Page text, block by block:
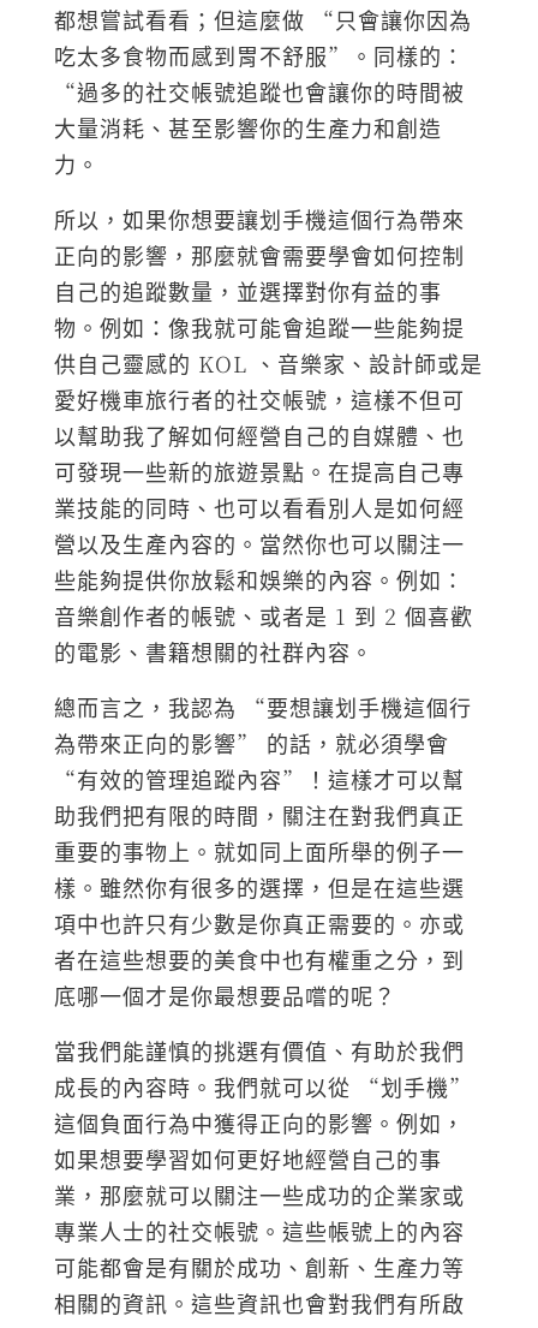
都想嘗試看看；但這麼做 “只會讓你因為
吃太多食物而感到胃不舒服”。同樣的：
“過多的社交帳號追蹤也會讓你的時間被
大量消耗、甚至影響你的生產力和創造
力。
所以，如果你想要讓划手機這個行為帶來
正向的影響，那麼就會需要學會如何控制
自己的追蹤數量，並選擇對你有益的事
物。例如：像我就可能會追蹤一些能夠提
供自己靈感的 KOL 、音樂家、設計師或是
愛好機車旅行者的社交帳號，這樣不但可
以幫助我了解如何經營自己的自媒體、也
可發現一些新的旅遊景點。在提高自己專
業技能的同時、也可以看看別人是如何經
營以及生產內容的。當然你也可以關注一
些能夠提供你放鬆和娛樂的內容。例如：
音樂創作者的帳號、或者是 1 到 2 個喜歡
的電影、書籍想關的社群內容。
總而言之，我認為 “要想讓划手機這個行
為帶來正向的影響” 的話，就必須學會
“有效的管理追蹤內容”！這樣才可以幫
助我們把有限的時間，關注在對我們真正
重要的事物上。就如同上面所舉的例子一
樣。雖然你有很多的選擇，但是在這些選
項中也許只有少數是你真正需要的。亦或
者在這些想要的美食中也有權重之分，到
底哪一個才是你最想要品嚐的呢？
當我們能謹慎的挑選有價值、有助於我們
成長的內容時。我們就可以從 “划手機”
這個負面行為中獲得正向的影響。例如，
如果想要學習如何更好地經營自己的事
業，那麼就可以關注一些成功的企業家或
專業人士的社交帳號。這些帳號上的內容
可能都會是有關於成功、創新、生產力等
相關的資訊。這些資訊也會對我們有所啟